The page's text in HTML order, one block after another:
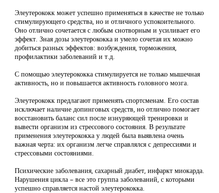
Элеутерококк может успешно применяться в качестве не только
стимулирующего средства, но и отличного успокоительного.
Оно отлично сочетается с любым снотворным и усиливает его
эффект. Зная дозы элеутерококка и умело сочетая их можно
добиться разных эффектов: возбуждения, торможения,
профилактики заболеваний и т.д.
С помощью элеутерококка стимулируется не только мышечная
активность, но и повышается активность головного мозга.
Элеутерококк предлагают применять спортсменам. Его состав
исключает наличие допинговых средств, но отлично помогает
восстановить баланс сил после изнуряющей тренировки и
вывести организм из стрессового состояния. В результате
применения элеутерококка у людей была выявлена очень
важная черта: их организм легче справлялся с депрессиями и
стрессовыми состояниями.
Психические заболевания, сахарный диабет, инфаркт миокарда.
Нарушения цикла – все это группа заболеваний, с которыми
успешно справляется настой элеутерококка.